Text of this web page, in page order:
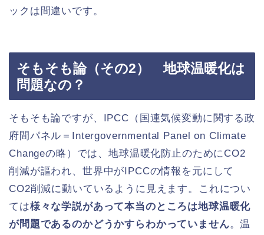
ックは間違いです。
そもそも論（その2） 地球温暖化は
問題なの？
そもそも論ですが、IPCC（国連気候変動に関する政
府間パネル＝Intergovernmental Panel on Climate
Changeの略）では、地球温暖化防止のためにCO2
削減が謳われ、世界中がIPCCの情報を元にして
CO2削減に動いているように見えます。これについ
ては様々な学説があって本当のところは地球温暖化
が問題であるのかどうかすらわかっていません。温